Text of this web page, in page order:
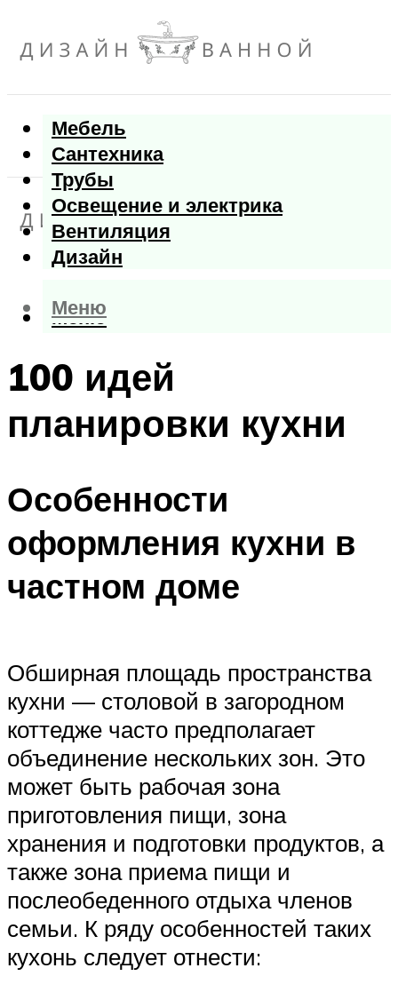
Мебель
Сантехника
Трубы
Освещение и электрика
Вентиляция
Дизайн
Меню
Меню
100 идей
планировки кухни
Особенности
оформления кухни в
частном доме
Обширная площадь пространства
кухни — столовой в загородном
коттедже часто предполагает
объединение нескольких зон. Это
может быть рабочая зона
приготовления пищи, зона
хранения и подготовки продуктов, а
также зона приема пищи и
послеобеденного отдыха членов
семьи. К ряду особенностей таких
кухонь следует отнести: